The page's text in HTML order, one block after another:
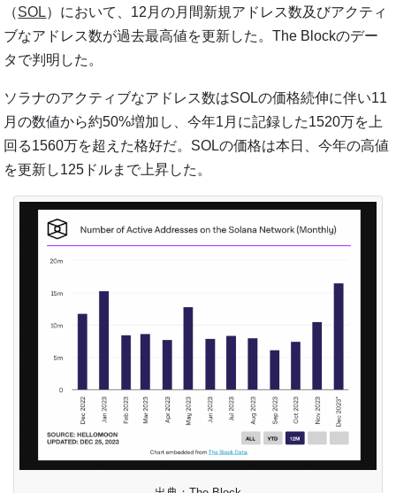
（SOL）において、12月の月間新規アドレス数及びアクティ
ブなアドレス数が過去最高値を更新した。The Blockのデー
タで判明した。
ソラナのアクティブなアドレス数はSOLの価格続伸に伴い11
月の数値から約50%増加し、今年1月に記録した1520万を上
回る1560万を超えた格好だ。SOLの価格は本日、今年の高値
を更新し125ドルまで上昇した。